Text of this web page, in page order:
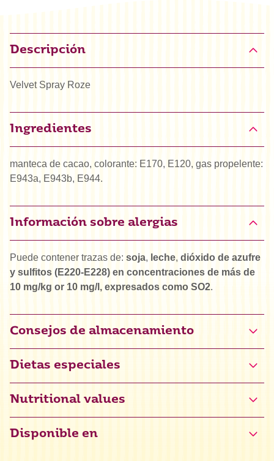
Descripción
Velvet Spray Roze
Ingredientes
manteca de cacao, colorante: E170, E120, gas propelente:
E943a, E943b, E944.
Información sobre alergias
Puede contener trazas de: soja, leche, dióxido de azufre
y sulfitos (E220-E228) en concentraciones de más de
10 mg/kg or 10 mg/l, expresados como SO2.
Consejos de almacenamiento
Dietas especiales
Halal
Kosher
Nutritional values
Disponible en